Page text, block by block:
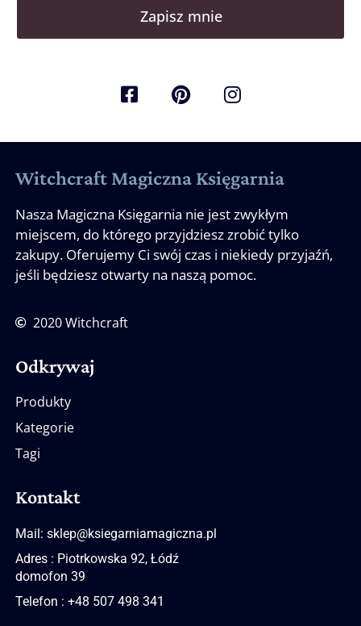
Zapisz mnie
Witchcraft Magiczna Księgarnia
Nasza Magiczna Księgarnia nie jest zwykłym
miejscem, do którego przyjdziesz zrobić tylko
zakupy. Oferujemy Ci swój czas i niekiedy przyjaźń,
jeśli będziesz otwarty na naszą pomoc.
2020 Witchcraft
Odkrywaj
Produkty
Kategorie
Tagi
Kontakt
Mail: sklep@ksiegarniamagiczna.pl
Adres : Piotrkowska 92, Łódź
domofon 39
Telefon : +48 507 498 341